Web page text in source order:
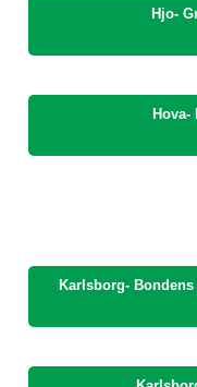
Hjo-
Hova-
Karlsborg-